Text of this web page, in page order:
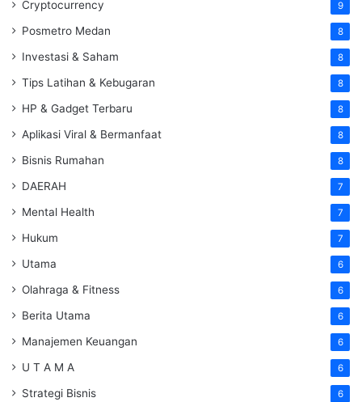
Cryptocurrency 9
Posmetro Medan 8
Investasi & Saham 8
Tips Latihan & Kebugaran 8
HP & Gadget Terbaru 8
Aplikasi Viral & Bermanfaat 8
Bisnis Rumahan 8
DAERAH 7
Mental Health 7
Hukum 7
Utama 6
Olahraga & Fitness 6
Berita Utama 6
Manajemen Keuangan 6
U T A M A 6
Strategi Bisnis 6